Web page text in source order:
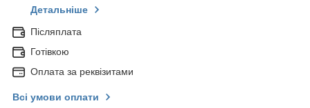
Детальніше
Післяплата
Готівкою
Оплата за реквізитами
Всі умови оплати